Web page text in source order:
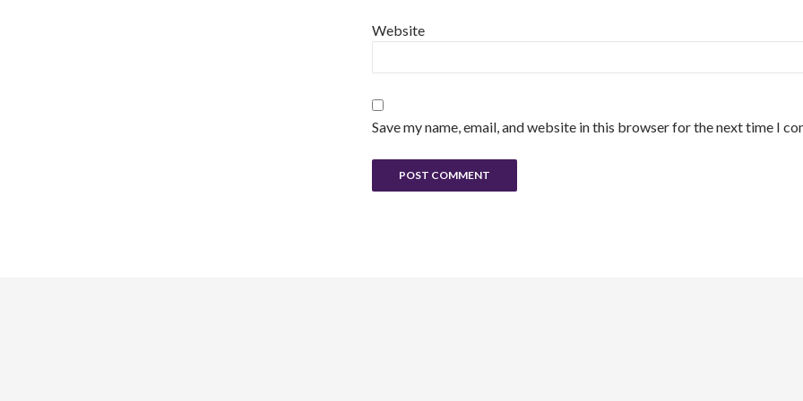
Website
Save my name, email, and website in this browser for the next time I